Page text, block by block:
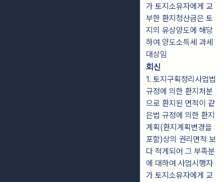
가 토지소유자에게 교
부한 환지청산금은 토
지의 유상양도에 해당
하여 양도소득세 과세
대상임
회신
1. 토지구획정리사업법
규정에 의한 환지처분
으로 환지된 면적이 같
은법 규정에 의한 환지
계획(환지계획변경을
포함)상의 권리면적 보
다 적게되어 그 부족분
에 대하여 사업시행자
가 토지소유자에게 교